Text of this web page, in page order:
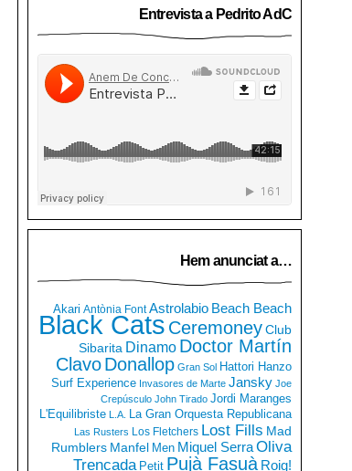
Entrevista a Pedrito AdC
Hem anunciat a…
Akari Antònia Font Astrolabio Beach Beach
Black Cats CeremoneyClub
Sibarita Dinamo Doctor Martín
ClavoDonallop Gran Sol Hattori Hanzo
Surf Experience Invasores de Marte Jansky Joe
Crepúsculo John Tirado Jordi Maranges
L'Equilibriste L.A. La Gran Orquesta Republicana
Las Rusters Los Fletchers Lost Fills Mad
Rumblers Manfel Men Miquel SerraOliva
Trencada Petit Pujà Fasuà Roig!